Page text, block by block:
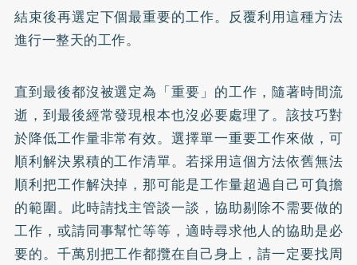
結束後再選定下個最重要的工作。反覆利用這種方法
進行一整天的工作。
直到最後都沒被選定為「重要」的工作，隨著時間流
逝，到最後經常發現根本也沒必要處理了。該技巧對
於降低工作量非常有效。選擇單一重要工作來做，可
順利解決累積的工作清單。若採用這個方法依舊無法
順利把工作解決掉，那可能是工作量超過自己可負擔
的範圍。此時請找主管談一談，協助剔除不需要做的
工作，或請同事幫忙等等，適時尋求他人的協助是必
要的。千萬別把工作都攬在自己身上，請一定要找周